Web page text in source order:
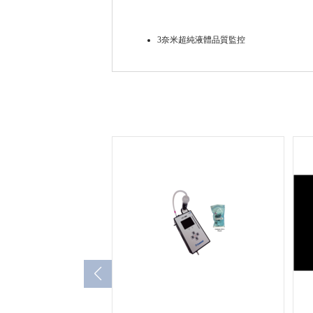
3奈米超純液體品質監控